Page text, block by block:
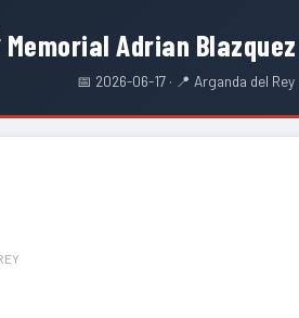
Adrian
📅 2026-06-17 · 📍 Arganda del Rey